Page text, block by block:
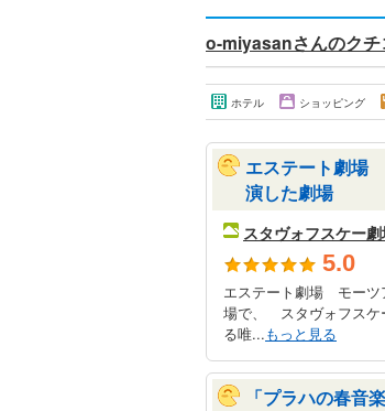
o-miyasanさんのクチ
ホテル ショッピング
エステート劇場
演した劇場
スタヴォフスケー
5.0
エステート劇場 モーツ
場で、 スタヴォフスケ
る唯...もっと見る
「プラハの春音